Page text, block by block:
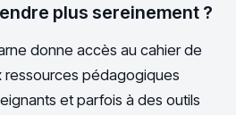
plus sereinement ?
donne accès au cahier de
ressources pédagogiques
et parfois à des outils